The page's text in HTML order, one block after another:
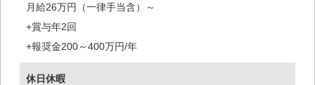
月給26万円（一律手当含）～
+賞与年2回
+報奨金200～400万円/年
休日休暇